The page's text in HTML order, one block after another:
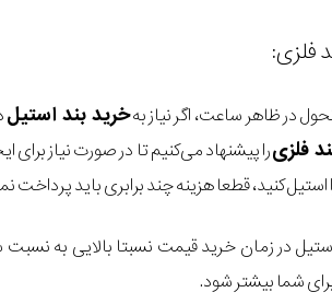
فلزی:
در ظاهر ساعت، اگر نیاز بهخرید بند استیل
فلزیرا پیشنهاد می‌کنیم تا در صورت نیاز
استیل کنید، قطعا هزینه چند برابری باید پرداخت
در زمان خرید قیمت نسبتا بالایی به
شما بیشتر شود.